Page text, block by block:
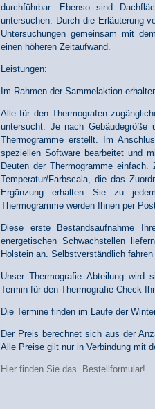
durchführbar. Ebenso sind
untersuchen. Durch die Erläuterung
Untersuchungen gemeinsam mit
einen höheren Zeitaufwand.
Leistungen:
Im Rahmen der Sammelaktion
Alle für den Thermografen
untersucht. Je nach Gebäudegröße
Thermogramme erstellt. Im
speziellen Software bearbeitet und
Deuten der Thermogramme
Temperatur/Farbscala, die das
Ergänzung erhalten Sie zu
Thermogramme werden Ihnen per
Diese erste Bestandsaufnahme
energetischen Schwachstellen
Holstein an. Selbstverständlich
Unser Thermografie Abteilung wird
Termin für den Thermografie Check
Die Termine finden im Laufe der
Der Preis berechnet sich aus der
Alle Preise gilt nur in Verbindung mit
Hier finden Sie das Bestellformular!